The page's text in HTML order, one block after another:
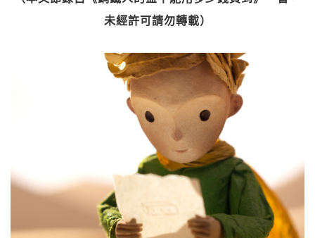
未經許可請勿轉載）